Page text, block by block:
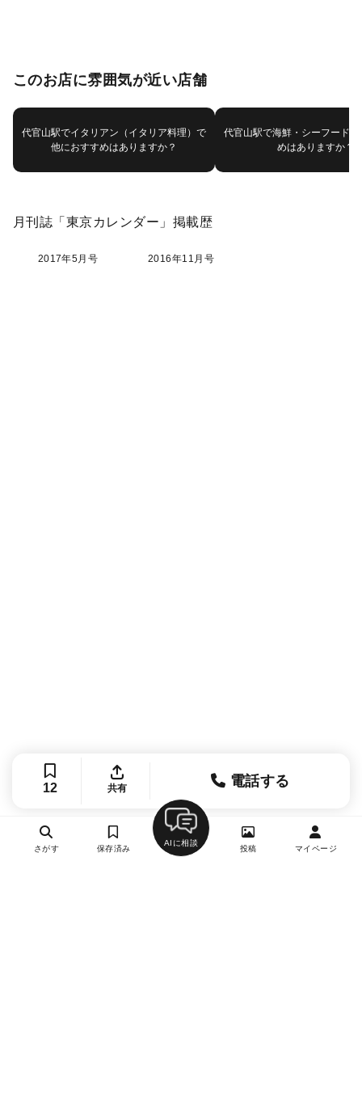
このお店に雰囲気が近い店舗
代官山駅でイタリアン（イタリア料理）で
他におすすめはありますか？
代官山駅で海鮮・シーフード
めはありますか？
月刊誌「東京カレンダー」掲載歴
2017年5月号 2016年11月号
12 共有 電話する
さがす 保存済み
AIに相談
投稿 マイページ